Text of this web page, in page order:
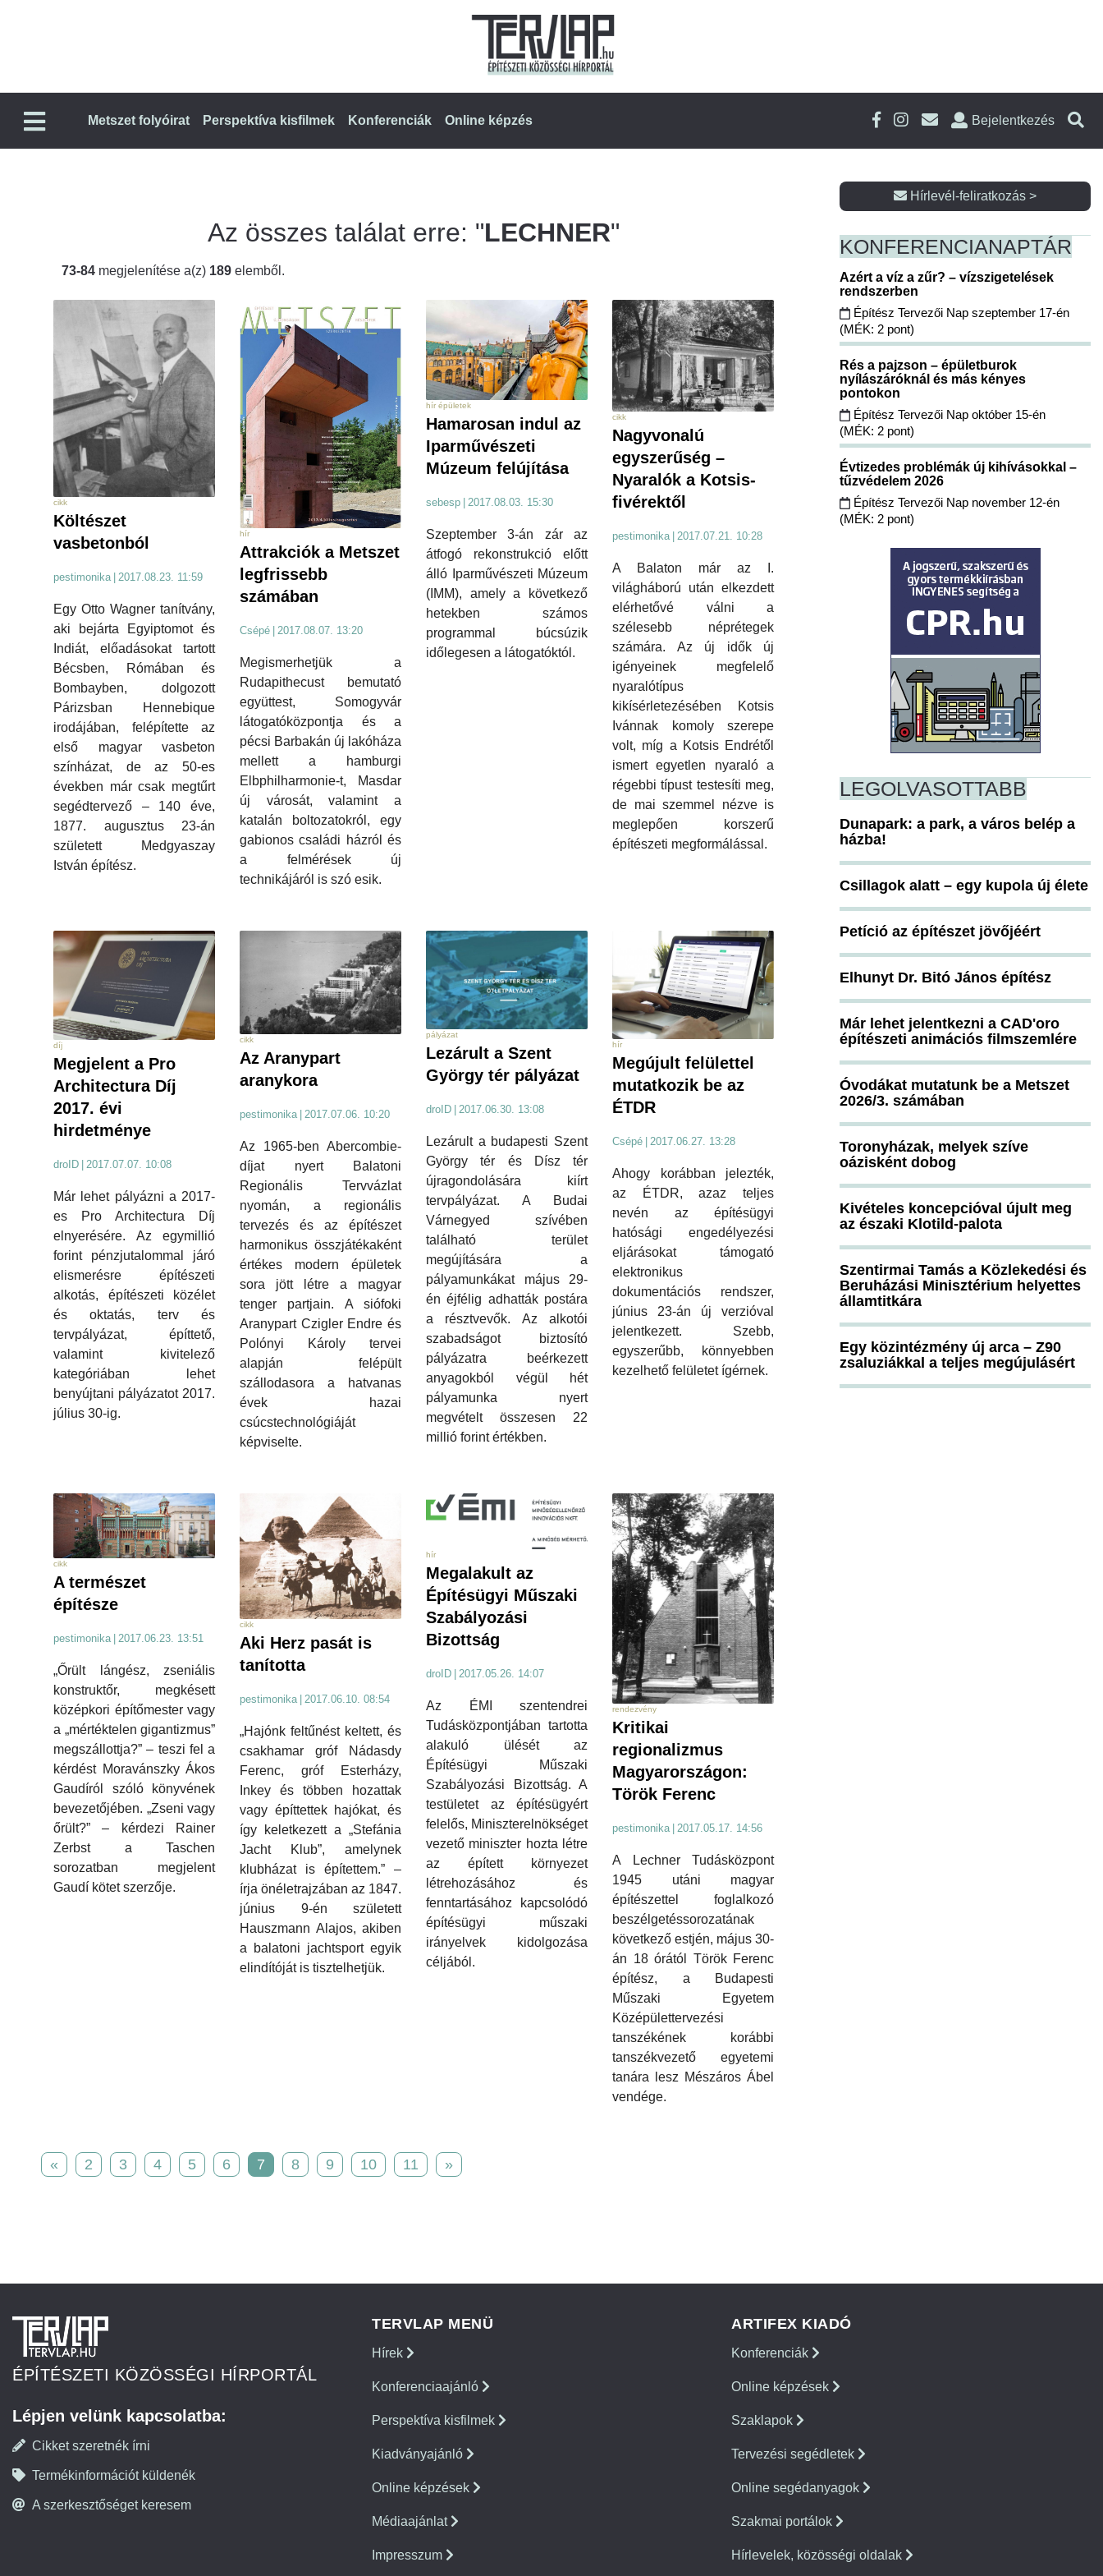
Metszet folyóirat Perspektíva kisfilmek Konferenciák Online képzés Bejelentkezés
Az összes találat erre: "LECHNER"
73-84 megjelenítése a(z) 189 elemből.
cikk
Költészet
vasbetonból
pestimonika | 2017.08.23. 11:59
Egy Otto Wagner tanítvány,
aki bejárta Egyiptomot és
Indiát, előadásokat tartott
Bécsben, Rómában és
Bombayben, dolgozott
Párizsban Hennebique
irodájában, felépítette az
első magyar vasbeton
színházat, de az 50-es
években már csak megtűrt
segédtervező – 140 éve,
1877. augusztus 23-án
született Medgyaszay
István építész.
hír
Attrakciók a Metszet
legfrissebb
számában
Csépé 2017.08.07. 13:20
Megismerhetjük a
Rudapithecust bemutató
együttest, Somogyvár
látogatóközpontja és a
pécsi Barbakán új lakóháza
mellett a hamburgi
Elbphilharmonie-t, Masdar
új városát, valamint a
katalán boltozatokról, egy
gabionos családi házról és
a felmérések új
technikájáról is szó esik.
hír épületek
Hamarosan indul az
Iparművészeti
Múzeum felújítása
sebesp | 2017.08.03. 15:30
Szeptember 3-án zár az
átfogó rekonstrukció előtt
álló Iparművészeti Múzeum
(IMM), amely a következő
hetekben számos
programmal búcsúzik
időlegesen a látogatóktól.
cikk
Nagyvonalú
egyszerűség –
Nyaralók a Kotsis-
fivérektől
pestimonika 2017.07.21. 10:28
A Balaton már az I.
világháború után elkezdett
elérhetővé válni a
szélesebb néprétegek
számára. Az új idők új
igényeinek megfelelő
nyaralótípus
kikísérletezésében Kotsis
Ivánnak komoly szerepe
volt, míg a Kotsis Endrétől
ismert egyetlen nyaraló a
régebbi típust testesíti meg,
de mai szemmel nézve is
meglepően korszerű
építészeti megformálással.
díj
Megjelent a Pro
Architectura Díj
2017. évi
hirdetménye
droID 2017.07.07. 10:08
Már lehet pályázni a 2017-
es Pro Architectura Díj
elnyerésére. Az egymillió
forint pénzjutalommal járó
elismerésre építészeti
alkotás, építészeti közélet
és oktatás, terv és
tervpályázat, építtető,
valamint kivitelező
kategóriában lehet
benyújtani pályázatot 2017.
július 30-ig.
cikk
Az Aranypart
aranykora
pestimonika 2017.07.06. 10:20
Az 1965-ben Abercombie-
díjat nyert Balatoni
Regionális Tervvázlat
nyomán, a regionális
tervezés és az építészet
harmonikus összjátékaként
értékes modern épületek
sora jött létre a magyar
tenger partjain. A siófoki
Aranypart Czigler Endre és
Polónyi Károly tervei
alapján felépült
szállodasora a hatvanas
évek hazai
csúcstechnológiáját
képviselte.
pályázat
Lezárult a Szent
György tér pályázat
droID | 2017.06.30. 13:08
Lezárult a budapesti Szent
György tér és Dísz tér
újragondolására kiírt
tervpályázat. A Budai
Várnegyed szívében
található terület
megújítására a
pályamunkákat május 29-
én éjfélig adhatták postára
a résztvevők. Az alkotói
szabadságot biztosító
pályázatra beérkezett
anyagokból végül hét
pályamunka nyert
megvételt összesen 22
millió forint értékben.
hír
Megújult felülettel
mutatkozik be az
ÉTDR
Csépé 2017.06.27. 13:28
Ahogy korábban jelezték,
az ÉTDR, azaz teljes
nevén az építésügyi
hatósági engedélyezési
eljárásokat támogató
elektronikus
dokumentációs rendszer,
június 23-án új verzióval
jelentkezett. Szebb,
egyszerűbb, könnyebben
kezelhető felületet ígérnek.
cikk
A természet
építésze
pestimonika 2017.06.23. 13:51
„Őrült lángész, zseniális
konstruktőr, megkésett
középkori építőmester vagy
a „mértéktelen gigantizmus”
megszállottja?” – teszi fel a
kérdést Moravánszky Ákos
Gaudíról szóló könyvének
bevezetőjében. „Zseni vagy
őrült?” – kérdezi Rainer
Zerbst a Taschen
sorozatban megjelent
Gaudí kötet szerzője.
cikk
Aki Herz pasát is
tanította
pestimonika 2017.06.10. 08:54
„Hajónk feltűnést keltett, és
csakhamar gróf Nádasdy
Ferenc, gróf Esterházy,
Inkey és többen hozattak
vagy építtettek hajókat, és
így keletkezett a „Stefánia
Jacht Klub”, amelynek
klubházat is építettem.” –
írja önéletrajzában az 1847.
június 9-én született
Hauszmann Alajos, akiben
a balatoni jachtsport egyik
elindítóját is tisztelhetjük.
hír
Megalakult az
Építésügyi Műszaki
Szabályozási
Bizottság
droID 2017.05.26. 14:07
Az ÉMI szentendrei
Tudásközpontjában tartotta
alakuló ülését az
Építésügyi Műszaki
Szabályozási Bizottság. A
testületet az építésügyért
felelős, Miniszterelnökséget
vezető miniszter hozta létre
az épített környezet
létrehozásához és
fenntartásához kapcsolódó
építésügyi műszaki
irányelvek kidolgozása
céljából.
rendezvény
Kritikai
regionalizmus
Magyarországon:
Török Ferenc
pestimonika 2017.05.17. 14:56
A Lechner Tudásközpont
1945 utáni magyar
építészettel foglalkozó
beszélgetéssorozatának
következő estjén, május 30-
án 18 órától Török Ferenc
építész, a Budapesti
Műszaki Egyetem
Középülettervezési
tanszékének korábbi
tanszékvezető egyetemi
tanára lesz Mészáros Ábel
vendége.
« 2 3 4 5 6 7 8 9 10 11 »
Hírlevél-feliratkozás >
KONFERENCIANAPTÁR
Azért a víz a zűr? – vízszigetelések
rendszerben
Építész Tervezői Nap szeptember 17-én
(MÉK: 2 pont)
Rés a pajzson – épületburok
nyílászáróknál és más kényes
pontokon
Építész Tervezői Nap október 15-én
(MÉK: 2 pont)
Évtizedes problémák új kihívásokkal –
tűzvédelem 2026
Építész Tervezői Nap november 12-én
(MÉK: 2 pont)
LEGOLVASOTTABB
Dunapark: a park, a város belép a
házba!
Csillagok alatt – egy kupola új élete
Petíció az építészet jövőjéért
Elhunyt Dr. Bitó János építész
Már lehet jelentkezni a CAD'oro
építészeti animációs filmszemlére
Óvodákat mutatunk be a Metszet
2026/3. számában
Toronyházak, melyek szíve
oázisként dobog
Kivételes koncepcióval újult meg
az északi Klotild-palota
Szentirmai Tamás a Közlekedési és
Beruházási Minisztérium helyettes
államtitkára
Egy közintézmény új arca – Z90
zsaluziákkal a teljes megújulásért
ÉPÍTÉSZETI KÖZÖSSÉGI HÍRPORTÁL
Lépjen velünk kapcsolatba:
Cikket szeretnék írni
Termékinformációt küldenék
A szerkesztőséget keresem
TERVLAP MENÜ
Hírek
Konferenciaajánló
Perspektíva kisfilmek
Kiadványajánló
Online képzések
Médiaajánlat
Impresszum
ARTIFEX KIADÓ
Konferenciák
Online képzések
Szaklapok
Tervezési segédletek
Online segédanyagok
Szakmai portálok
Hírlevelek, közösségi oldalak